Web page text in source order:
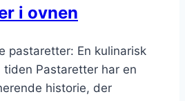
i ovnen
pastaretter: En kulinarisk
tiden Pastaretter har en
historie, der